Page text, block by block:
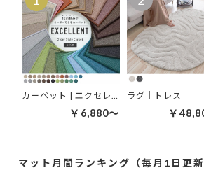
カーペット | エクセレント
￥6,880～
ラグ｜トレス
￥
マット月間ランキング（毎月1日更新